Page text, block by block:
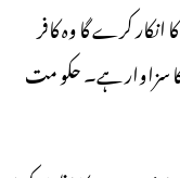
کرے گا وہ کافر
سزاوار ہے۔ حکو مت